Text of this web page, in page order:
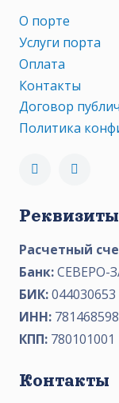
О порте
Услуги порта
Оплата
Контакты
Договор
Политика
Реквизиты
Расчетный
Банк:СЕВЕРО-
БИК:044030653
ИНН:
КПП: 780101001
Контакты